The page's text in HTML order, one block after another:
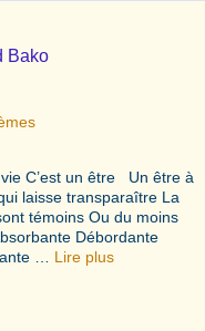
Bako
C’est un être Un être à
laisse transparaître La
témoins Ou du moins
Débordante
… Lire plus